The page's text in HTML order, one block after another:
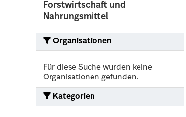
Forstwirtschaft und
Nahrungsmittel
Organisationen
Für diese Suche wurden keine
Organisationen gefunden.
Kategorien